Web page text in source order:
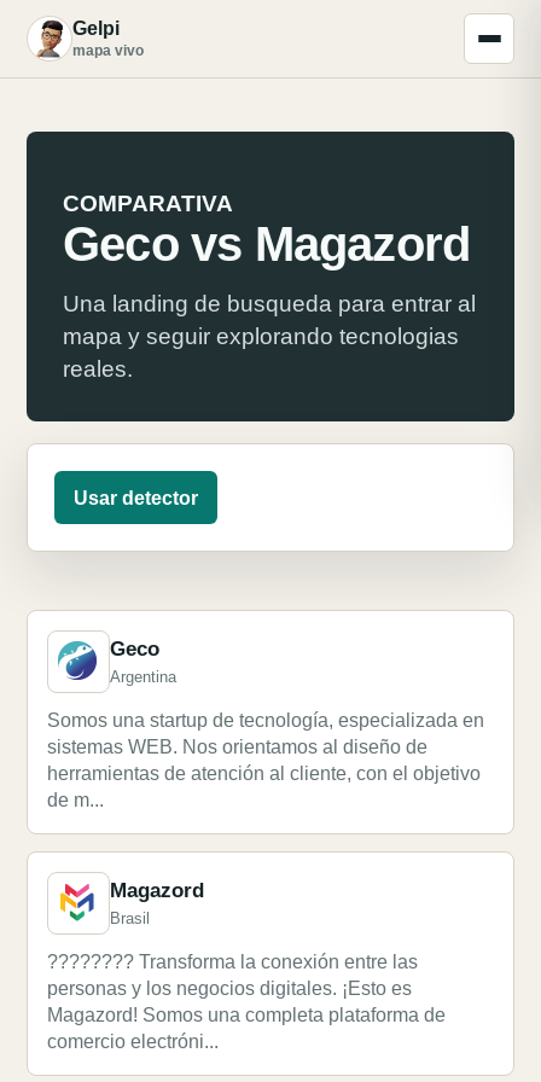
G Gelpi
mapa vivo
COMPARATIVA
Geco vs Magazord
Una landing de busqueda para entrar al
mapa y seguir explorando tecnologias
reales.
Usar detector
Geco
Argentina
Somos una startup de tecnología, especializada en
sistemas WEB. Nos orientamos al diseño de
herramientas de atención al cliente, con el objetivo
de m...
Magazord
Brasil
???????? Transforma la conexión entre las
personas y los negocios digitales. ¡Esto es
Magazord! Somos una completa plataforma de
comercio electróni...